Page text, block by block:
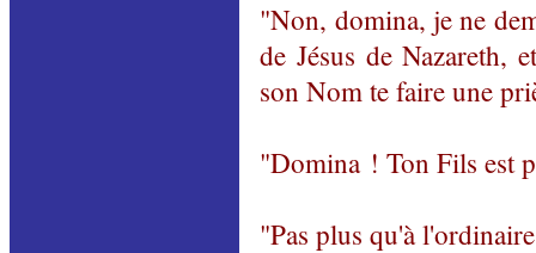
"Non, domina, je ne
de Jésus de Nazareth,
son Nom te faire une
"Domina ! Ton Fils est
"Pas plus qu'à